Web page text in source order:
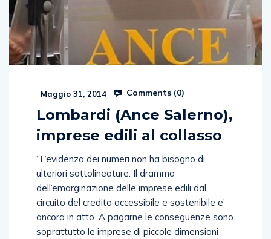
Maggio 31, 2014 Comments (0)
Lombardi (Ance Salerno),
imprese edili al collasso
“L’evidenza dei numeri non ha bisogno di
ulteriori sottolineature. Il dramma
dell’emarginazione delle imprese edili dal
circuito del credito accessibile e sostenibile e’
ancora in atto. A pagarne le conseguenze sono
soprattutto le imprese di piccole dimensioni